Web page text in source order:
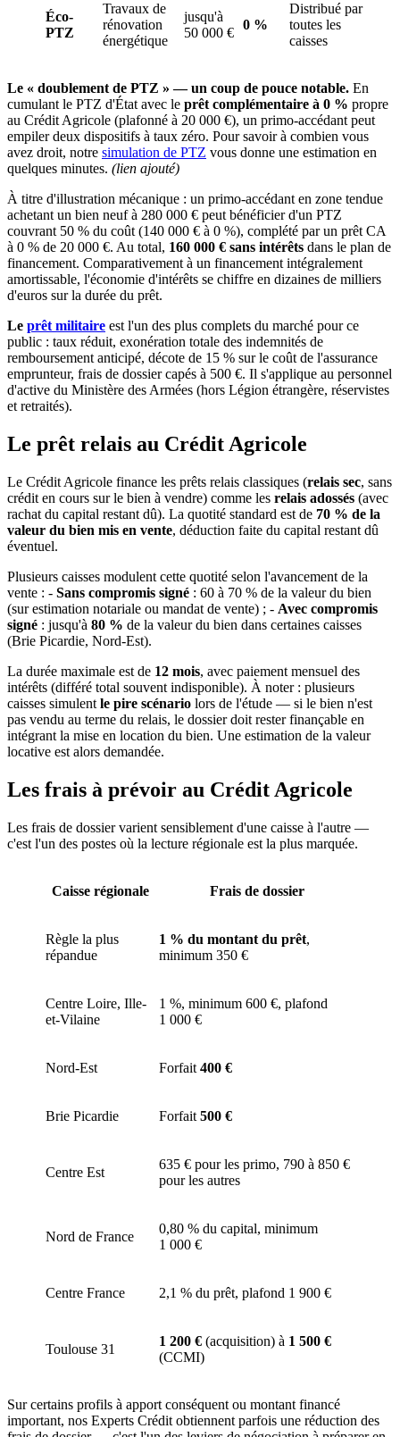
Éco-
PTZ
Travaux de
rénovation
énergétique
jusqu'à
50 000 €
0 %
Distribué par
toutes les
caisses
Le « doublement de PTZ » — un coup de pouce notable. En
cumulant le PTZ d'État avec le prêt complémentaire à 0 % propre
au Crédit Agricole (plafonné à 20 000 €), un primo-accédant peut
empiler deux dispositifs à taux zéro. Pour savoir à combien vous
avez droit, notre simulation de PTZ vous donne une estimation en
quelques minutes. (lien ajouté)
À titre d'illustration mécanique : un primo-accédant en zone tendue
achetant un bien neuf à 280 000 € peut bénéficier d'un PTZ
couvrant 50 % du coût (140 000 € à 0 %), complété par un prêt CA
à 0 % de 20 000 €. Au total, 160 000 € sans intérêts dans le plan de
financement. Comparativement à un financement intégralement
amortissable, l'économie d'intérêts se chiffre en dizaines de milliers
d'euros sur la durée du prêt.
Le prêt militaire est l'un des plus complets du marché pour ce
public : taux réduit, exonération totale des indemnités de
remboursement anticipé, décote de 15 % sur le coût de l'assurance
emprunteur, frais de dossier capés à 500 €. Il s'applique au personnel
d'active du Ministère des Armées (hors Légion étrangère, réservistes
et retraités).
Le prêt relais au Crédit Agricole
Le Crédit Agricole finance les prêts relais classiques (relais sec, sans
crédit en cours sur le bien à vendre) comme les relais adossés (avec
rachat du capital restant dû). La quotité standard est de 70 % de la
valeur du bien mis en vente, déduction faite du capital restant dû
éventuel.
Plusieurs caisses modulent cette quotité selon l'avancement de la
vente : - Sans compromis signé : 60 à 70 % de la valeur du bien
(sur estimation notariale ou mandat de vente) ; - Avec compromis
signé : jusqu'à 80 % de la valeur du bien dans certaines caisses
(Brie Picardie, Nord-Est).
La durée maximale est de 12 mois, avec paiement mensuel des
intérêts (différé total souvent indisponible). À noter : plusieurs
caisses simulent le pire scénario lors de l'étude — si le bien n'est
pas vendu au terme du relais, le dossier doit rester finançable en
intégrant la mise en location du bien. Une estimation de la valeur
locative est alors demandée.
Les frais à prévoir au Crédit Agricole
Les frais de dossier varient sensiblement d'une caisse à l'autre —
c'est l'un des postes où la lecture régionale est la plus marquée.
Caisse régionale Frais de dossier
Règle la plus
répandue
1 % du montant du prêt,
minimum 350 €
Centre Loire, Ille-
et-Vilaine
1 %, minimum 600 €, plafond
1 000 €
Nord-Est Forfait 400 €
Brie Picardie Forfait 500 €
Centre Est
635 € pour les primo, 790 à 850 €
pour les autres
Nord de France
0,80 % du capital, minimum
1 000 €
Centre France 2,1 % du prêt, plafond 1 900 €
Toulouse 31
1 200 € (acquisition) à 1 500 €
(CCMI)
Sur certains profils à apport conséquent ou montant financé
important, nos Experts Crédit obtiennent parfois une réduction des